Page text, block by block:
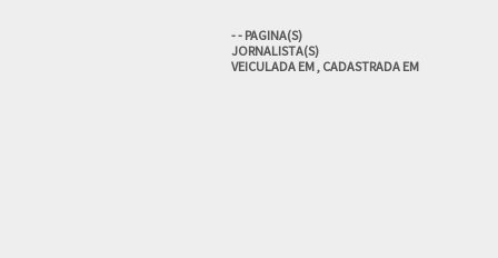
-- PAGINA(S)
JORNALISTA(S)
VEICULADA EM, CADASTRADA EM